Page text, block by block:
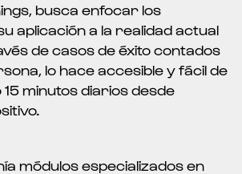
busca enfocar los
aplicación a la realidad actual
de casos de éxito contados
lo hace accesible y fácil de
minutos diarios desde
módulos especializados en